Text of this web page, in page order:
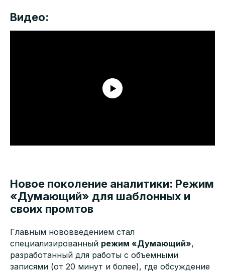
Видео:
Новое поколение аналитики: Режим
«Думающий» для шаблонных и
своих промтов
Главным нововведением стал
специализированный режим «Думающий»,
разработанный для работы с объемными
записями (от 20 минут и более), где обсуждение